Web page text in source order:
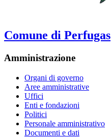
Comune di Perfugas
Amministrazione
Organi di governo
Aree amministrative
Uffici
Enti e fondazioni
Politici
Personale amministrativo
Documenti e dati